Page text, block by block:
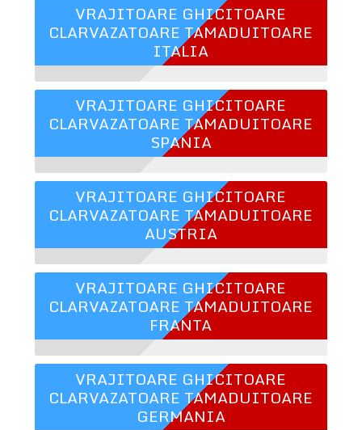
VRAJITOARE GHICITOARE
CLARVAZATOARE TAMADUITOARE
ITALIA
VRAJITOARE GHICITOARE
CLARVAZATOARE TAMADUITOARE
SPANIA
VRAJITOARE GHICITOARE
CLARVAZATOARE TAMADUITOARE
AUSTRIA
VRAJITOARE GHICITOARE
CLARVAZATOARE TAMADUITOARE
FRANTA
VRAJITOARE GHICITOARE
CLARVAZATOARE TAMADUITOARE
GERMANIA